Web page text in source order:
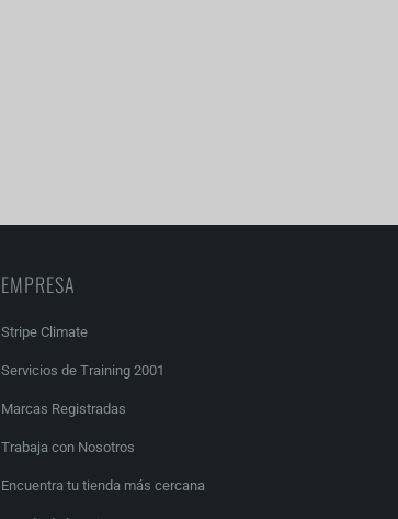
EMPRESA
Stripe Climate
Servicios de Training 2001
Marcas Registradas
Trabaja con Nosotros
Encuentra tu tienda más cercana